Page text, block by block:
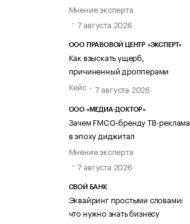
Мнение эксперта
7 августа 2026
ООО ПРАВОВОЙ ЦЕНТР «ЭКСПЕРТ»
Как взыскать ущерб,
причиненный дропперами
Кейс
7 августа 2026
ООО «МЕДИА-ДОКТОР»
Зачем FMCG-бренду ТВ-реклама
в эпоху диджитал
Мнение эксперта
7 августа 2026
СВОЙ БАНК
Эквайринг простыми словами:
что нужно знать бизнесу